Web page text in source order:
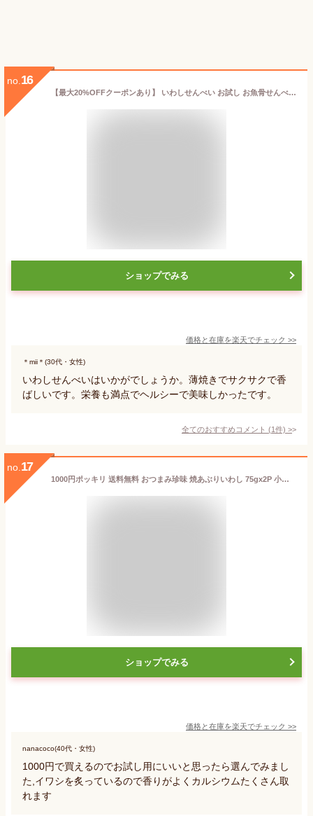
no. 16
【最大20%OFFクーポンあり】 いわしせんべい お試し お魚骨せんべい 人気のせんべい 煎餅 子供 酒の肴 小いわし 鰯 カルシウム 小魚 おやつ 骨せんべい 薄焼き 栄養 うすやき お取り寄せ 送料無料 送料込み 贈り物 お祝い お礼 実用的 イワシせんべい
ショップでみる
価格と在庫を楽天でチェック >>
＊mii＊(30代・女性)
いわしせんべいはいかがでしょうか。薄焼きでサクサクで香
ばしいです。栄養も満点でヘルシーで美味しかったです。
全てのおすすめコメント (1件) >
no. 17
1000円ポッキリ 送料無料 おつまみ珍味 焼あぶりいわし 75gx2P 小魚 カルシウム おやつ 食品 お買い物マラソン 買い回り ポイント消化 イワシせんべい 鰯 鰮 炙り 焼き イワシ 海鮮 肴 不揃い 訳あり 買いまわり KM
ショップでみる
価格と在庫を楽天でチェック >>
nanacoco(40代・女性)
1000円で買えるのでお試し用にいいと思ったら選んでみまし
た,イワシを炙っているので香りがよくカルシウムたくさん取
れます